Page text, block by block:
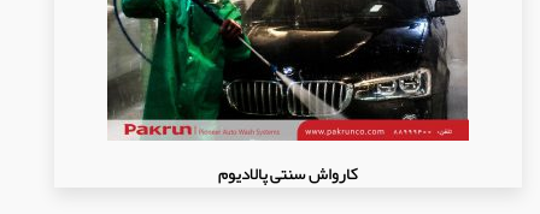
کارواش سنتی پالادیوم